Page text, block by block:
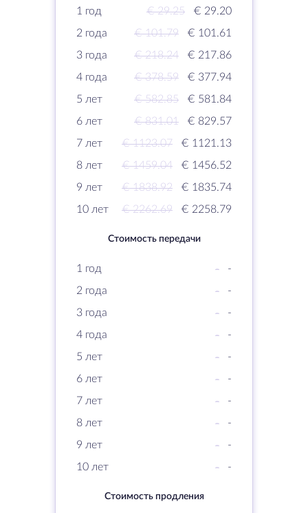
1 год € 29.25
€ 29.20
2 года
€ 101.79
€ 101.61
3 года
€ 218.24
€ 217.86
4 года
€ 378.59
€ 377.94
5 лет
€ 582.85
€ 581.84
6 лет
€ 831.01
€ 829.57
7 лет
€ 1123.07
€ 1121.13
8 лет
€ 1459.04
€ 1456.52
9 лет
€ 1838.92
€ 1835.74
10 лет
€ 2262.69 € 2258.79
Стоимость передачи
1 год -
-
2 года
-
-
3 года
-
-
4 года
-
-
5 лет
-
-
6 лет
-
-
7 лет
-
-
8 лет
-
-
9 лет
-
-
10 лет
- -
Стоимость продления